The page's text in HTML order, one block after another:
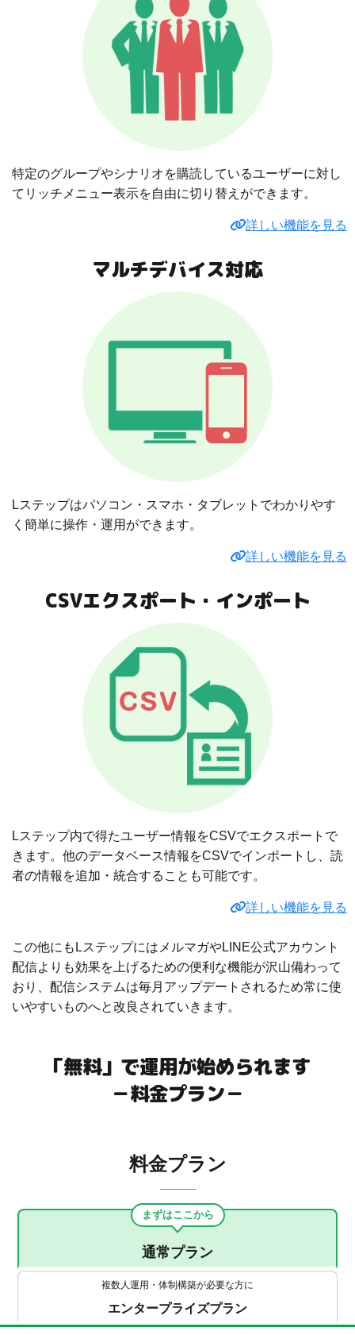
特定のグループやシナリオを購読しているユーザーに対し
てリッチメニュー表示を自由に切り替えができます。
詳しい機能を見る
マルチデバイス対応
Lステップはパソコン・スマホ・タブレットでわかりやす
く簡単に操作・運用ができます。
詳しい機能を見る
CSVエクスポート・インポート
Lステップ内で得たユーザー情報をCSVでエクスポートで
きます。他のデータベース情報をCSVでインポートし、読
者の情報を追加・統合することも可能です。
詳しい機能を見る
この他にもLステップにはメルマガやLINE公式アカウント
配信よりも効果を上げるための便利な機能が沢山備わって
おり、配信システムは毎月アップデートされるため常に使
いやすいものへと改良されていきます。
「無料」で運用が始められます
－料金プラン－
料金プラン
まずはここから
通常プラン
複数人運用・体制構築が必要な方に
エンタープライズプラン